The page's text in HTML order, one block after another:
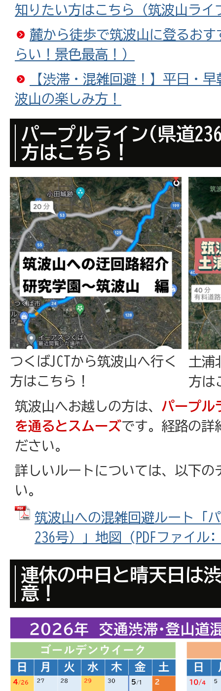
知りたい方はこちら（筑波山ライ
麓から徒歩で筑波山に登るお
らい！景色最高！）
【渋滞・混雑回避！】平日・
波山の楽しみ方！
パープルライン(県道
方はこちら！
つくばJCTから筑波山へ行く
方はこちら！
土浦
方は
筑波山へお越しの方は、 パープル
を通るとスムーズです。経路の詳
ださい。
詳しいルートについては、以下の
い。
筑波山への混雑回避ルート「
236号）」地図 (PDFファイル
連休の中日と晴天日は
意！